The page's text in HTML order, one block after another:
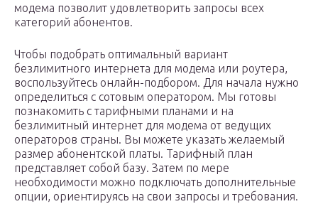
модема позволит удовлетворить запросы всех
категорий абонентов.
Чтобы подобрать оптимальный вариант
безлимитного интернета для модема или роутера,
воспользуйтесь онлайн-подбором. Для начала нужно
определиться с сотовым оператором. Мы готовы
познакомить с тарифными планами и на
безлимитный интернет для модема от ведущих
операторов страны. Вы можете указать желаемый
размер абонентской платы. Тарифный план
представляет собой базу. Затем по мере
необходимости можно подключать дополнительные
опции, ориентируясь на свои запросы и требования.